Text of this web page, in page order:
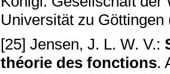
Universität zu Göttingen
[25] Jensen, J. L. W. V.:
théorie des fonctions.